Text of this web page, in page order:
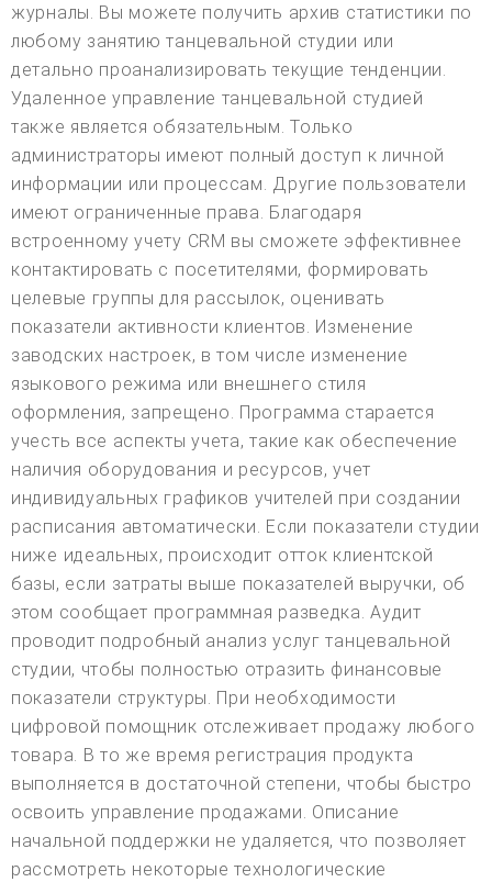
журналы. Вы можете получить архив статистики по
любому занятию танцевальной студии или
детально проанализировать текущие тенденции.
Удаленное управление танцевальной студией
также является обязательным. Только
администраторы имеют полный доступ к личной
информации или процессам. Другие пользователи
имеют ограниченные права. Благодаря
встроенному учету CRM вы сможете эффективнее
контактировать с посетителями, формировать
целевые группы для рассылок, оценивать
показатели активности клиентов. Изменение
заводских настроек, в том числе изменение
языкового режима или внешнего стиля
оформления, запрещено. Программа старается
учесть все аспекты учета, такие как обеспечение
наличия оборудования и ресурсов, учет
индивидуальных графиков учителей при создании
расписания автоматически. Если показатели студии
ниже идеальных, происходит отток клиентской
базы, если затраты выше показателей выручки, об
этом сообщает программная разведка. Аудит
проводит подробный анализ услуг танцевальной
студии, чтобы полностью отразить финансовые
показатели структуры. При необходимости
цифровой помощник отслеживает продажу любого
товара. В то же время регистрация продукта
выполняется в достаточной степени, чтобы быстро
освоить управление продажами. Описание
начальной поддержки не удаляется, что позволяет
рассмотреть некоторые технологические